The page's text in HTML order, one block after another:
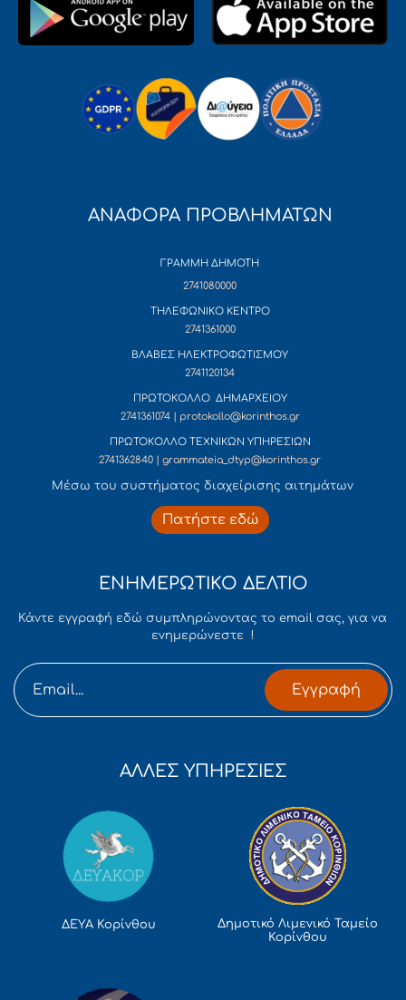
ΑΝΑΦΟΡΑ ΠΡΟΒΛΗΜΑΤΩΝ
ΓΡΑΜΜΗ ΔΗΜΟΤΗ
2741080000
ΤΗΛΕΦΩΝΙΚΟ ΚΕΝΤΡΟ
2741361000
ΒΛΑΒΕΣ ΗΛΕΚΤΡΟΦΩΤΙΣΜΟΥ
2741120134
ΠΡΩΤΟΚΟΛΛΟ ΔΗΜΑΡΧΕΙΟΥ
2741361074 | protokollo@korinthos.gr
ΠΡΩΤΟΚΟΛΛΟ ΤΕΧΝΙΚΩΝ ΥΠΗΡΕΣΙΩΝ
2741362840 | grammateia_dtyp@korinthos.gr
Mέσω του συστήματος διαχείρισης αιτημάτων
Πατήστε εδώ
ΕΝΗΜΕΡΩΤΙΚΟ ΔΕΛΤΙΟ
Κάντε εγγραφή εδώ συμπληρώνοντας το email σας, για να
ενημερώνεστε !
Εγγραφή
ΑΛΛΕΣ ΥΠΗΡΕΣΙΕΣ
ΔΕΥΑ Κορίνθου
Δημοτικό Λιμενικό Ταμείο
Κορίνθου